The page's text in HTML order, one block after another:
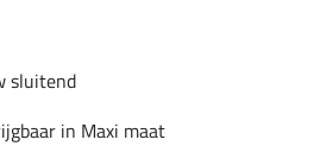
sluitend
in Maxi maat